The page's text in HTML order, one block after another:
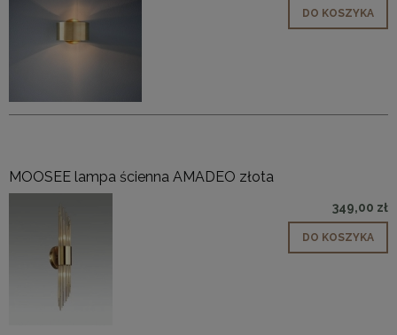
DO KOSZYKA
MOOSEE lampa ścienna AMADEO złota
349,00 zł
DO KOSZYKA